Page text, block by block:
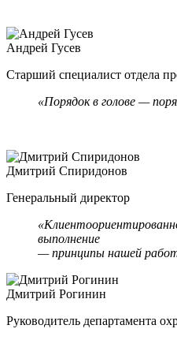
Андрей Гусев
Старший специалист отдела
«Порядок в голове —
Дмитрий Спиридонов
Генеральный директор
выполнение
— принципы нашей
Дмитрий Рогинин
Руководитель департамента